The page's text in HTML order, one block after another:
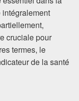
cruciale pour
termes, le
de la santé